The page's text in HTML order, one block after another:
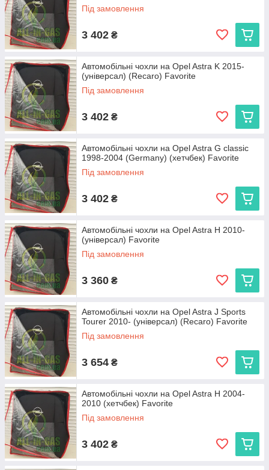
Під замовлення
3 402 ₴
Автомобільні чохли на Opel Astra K 2015-
(універсал) (Recaro) Favorite
Під замовлення
3 402 ₴
Автомобільні чохли на Opel Astra G classic
1998-2004 (Germany) (хетчбек) Favorite
Під замовлення
3 402 ₴
Автомобільні чохли на Opel Astra H 2010-
(універсал) Favorite
Під замовлення
3 360 ₴
Автомобільні чохли на Opel Astra J Sports
Tourer 2010- (універсал) (Recaro) Favorite
Під замовлення
3 654 ₴
Автомобільні чохли на Opel Astra H 2004-
2010 (хетчбек) Favorite
Під замовлення
3 402 ₴